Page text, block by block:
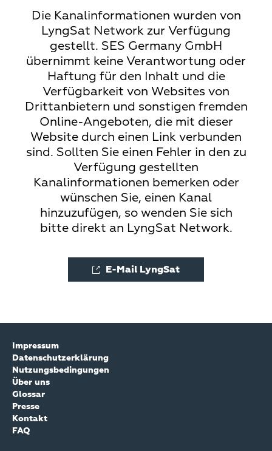
Die Kanalinformationen wurden von
LyngSat Network zur Verfügung
gestellt. SES Germany GmbH
übernimmt keine Verantwortung oder
Haftung für den Inhalt und die
Verfügbarkeit von Websites von
Drittanbietern und sonstigen fremden
Online-Angeboten, die mit dieser
Website durch einen Link verbunden
sind. Sollten Sie einen Fehler in den zu
Verfügung gestellten
Kanalinformationen bemerken oder
wünschen Sie, einen Kanal
hinzuzufügen, so wenden Sie sich
bitte direkt an LyngSat Network.
E-Mail LyngSat
Impressum
Datenschutzerklärung
Nutzungsbedingungen
Über uns
Glossar
Presse
Kontakt
FAQ